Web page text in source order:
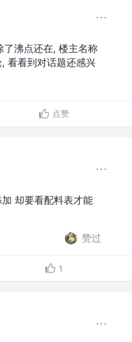
沸点还在, 楼主名称
看看到对话题还感兴
点赞
却要看配料表才能
赞过
1